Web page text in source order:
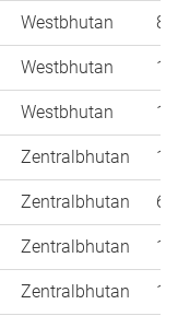
Westbhutan 8-
Westbhutan
Westbhutan
Zentralbhutan
Zentralbhutan 6-
Zentralbhutan
Zentralbhutan